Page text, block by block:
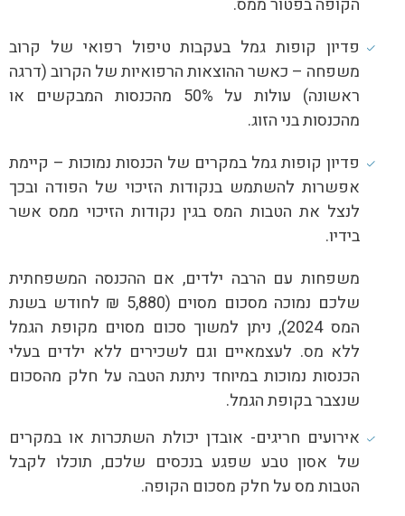
הקופה בפטור ממס.
פדיון קופות גמל בעקבות טיפול רפואי של קרוב
משפחה – כאשר ההוצאות הרפואיות של הקרוב (דרגה
ראשונה) עולות על 50% מהכנסות המבקשים או
מהכנסות בני הזוג.
פדיון קופות גמל במקרים של הכנסות נמוכות – קיימת
אפשרות להשתמש בנקודות הזיכוי של הפודה ובכך
לנצל את הטבות המס בגין נקודות הזיכוי ממס אשר
בידיו.
משפחות עם הרבה ילדים, אם ההכנסה המשפחתית
שלכם נמוכה מסכום מסוים (5,880 ₪ לחודש בשנת
המס 2024), ניתן למשוך סכום מסוים מקופת הגמל
ללא מס. לעצמאיים וגם לשכירים ללא ילדים בעלי
הכנסות נמוכות במיוחד ניתנת הטבה על חלק מהסכום
שנצבר בקופת הגמל.
אירועים חריגים- אובדן יכולת השתכרות או במקרים
של אסון טבע שפגע בנכסים שלכם, תוכלו לקבל
הטבות מס על חלק מסכום הקופה.